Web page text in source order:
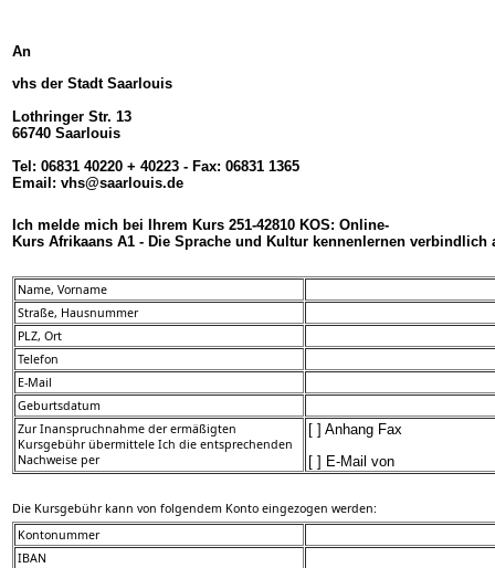
An
vhs der Stadt Saarlouis
Lothringer Str. 13
66740 Saarlouis
Tel: 06831 40220 + 40223 - Fax: 06831 1365
Email: vhs@saarlouis.de
Ich melde mich bei Ihrem Kurs 251-42810 KOS: Online-
Kurs Afrikaans A1 - Die Sprache und Kultur kennenlernen verbindlich
Name, Vorname
Straße, Hausnummer
PLZ, Ort
Telefon
E-Mail
Geburtsdatum
Zur Inanspruchnahme der ermäßigten
Kursgebühr übermittele Ich die entsprechenden
Nachweise per
[ ] Anhang Fax
[ ] E-Mail von
Die Kursgebühr kann von folgendem Konto eingezogen werden:
Kontonummer
IBAN